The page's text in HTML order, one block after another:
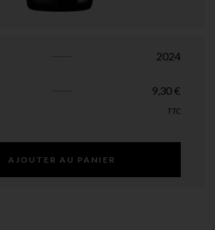
2024
9,30 €
TTC
AJOUTER AU PANIER